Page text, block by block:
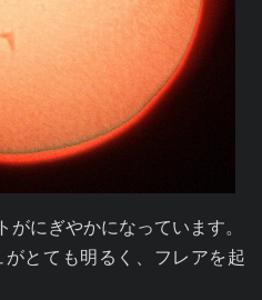
にぎやかになっています。
とても明るく、フレアを起